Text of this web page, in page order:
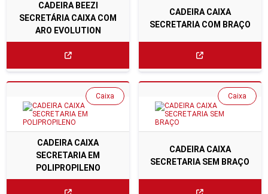
CADEIRA BEEZI
SECRETÁRIA CAIXA COM
ARO EVOLUTION
CADEIRA CAIXA
SECRETARIA COM BRAÇO
CADEIRA CAIXA
SECRETARIA EM
POLIPROPILENO
Caixa
CADEIRA CAIXA
SECRETARIA SEM BRAÇO
Caixa